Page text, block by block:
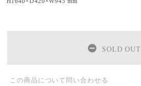
SOLD OUT
この商品について問い合わせる